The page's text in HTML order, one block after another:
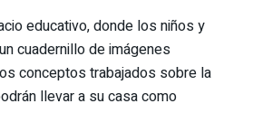
educativo, donde los niños y
cuadernillo de imágenes
conceptos trabajados sobre la
llevar a su casa como